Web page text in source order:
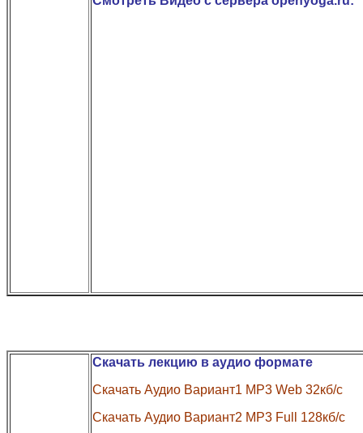
Скачать лекцию в аудио формате
Скачать Аудио Вариант1 MP3 Web 32кб/с
Скачать Аудио Вариант2 MP3 Full 128кб/с